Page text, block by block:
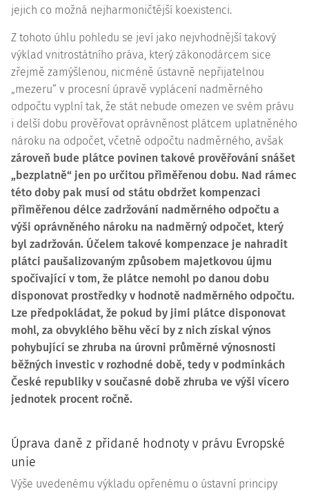
jejich co možná nejharmoničtější koexistenci.
Z tohoto úhlu pohledu se jeví jako nejvhodnější takový
výklad vnitrostátního práva, který zákonodárcem sice
zřejmě zamýšlenou, nicméně ústavně nepřijatelnou
„mezeru“ v procesní úpravě vyplácení nadměrného
odpočtu vyplní tak, že stát nebude omezen ve svém právu
i delší dobu prověřovat oprávněnost plátcem uplatněného
nároku na odpočet, včetně odpočtu nadměrného, avšak
zároveň bude plátce povinen takové prověřování snášet
„bezplatně“ jen po určitou přiměřenou dobu. Nad rámec
této doby pak musí od státu obdržet kompenzaci
přiměřenou délce zadržování nadměrného odpočtu a
výši oprávněného nároku na nadměrný odpočet, který
byl zadržován. Účelem takové kompenzace je nahradit
plátci paušalizovaným způsobem majetkovou újmu
spočívající v tom, že plátce nemohl po danou dobu
disponovat prostředky v hodnotě nadměrného odpočtu.
Lze předpokládat, že pokud by jimi plátce disponovat
mohl, za obvyklého běhu věcí by z nich získal výnos
pohybující se zhruba na úrovni průměrné výnosnosti
běžných investic v rozhodné době, tedy v podmínkách
České republiky v současné době zhruba ve výši vícero
jednotek procent ročně.
Úprava daně z přidané hodnoty v právu Evropské
unie
Výše uvedenému výkladu opřenému o ústavní principy